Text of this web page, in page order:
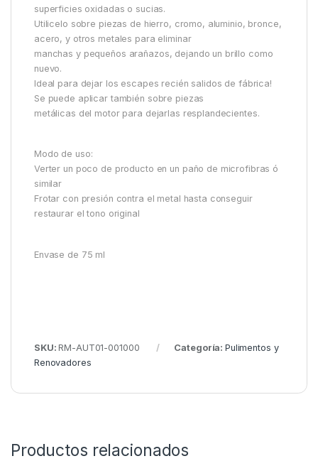
superficies oxidadas o sucias.
Utilicelo sobre piezas de hierro, cromo, aluminio, bronce,
acero, y otros metales para eliminar
manchas y pequeños arañazos, dejando un brillo como
nuevo.
Ideal para dejar los escapes recién salidos de fábrica!
Se puede aplicar también sobre piezas
metálicas del motor para dejarlas resplandecientes.
Modo de uso:
Verter un poco de producto en un paño de microfibras ó
similar
Frotar con presión contra el metal hasta conseguir
restaurar el tono original
Envase de 75 ml
SKU:RM-AUT01-001000 Categoría: Pulimentos y
Renovadores
Productos relacionados